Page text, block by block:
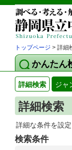
トップページ > 詳細
かんたん
詳細検索 ジャ
詳細検索
詳細な条件を設
検索条件